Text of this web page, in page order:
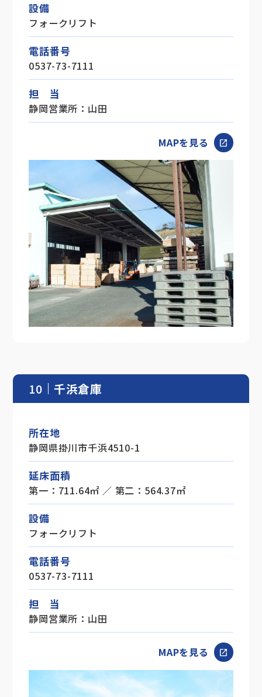
設備
フォークリフト
電話番号
0537-73-7111
担 当
静岡営業所：山田
MAPを見る open_in_new
10 千浜倉庫
所在地
静岡県掛川市千浜4510-1
延床面積
第一：711.64㎡ ／ 第二：564.37㎡
設備
フォークリフト
電話番号
0537-73-7111
担 当
静岡営業所：山田
MAPを見る open_in_new